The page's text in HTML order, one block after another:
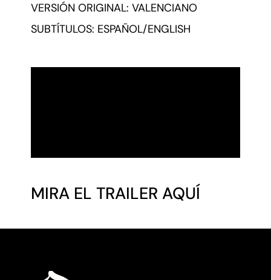
VERSIÓN ORIGINAL: VALENCIANO
SUBTÍTULOS: ESPAÑOL/ENGLISH
MIRA EL TRAILER AQUÍ